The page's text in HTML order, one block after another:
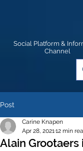
Social Platform &
Channel
Post
Alain
Carine Knapen
Apr 28, 202112 min